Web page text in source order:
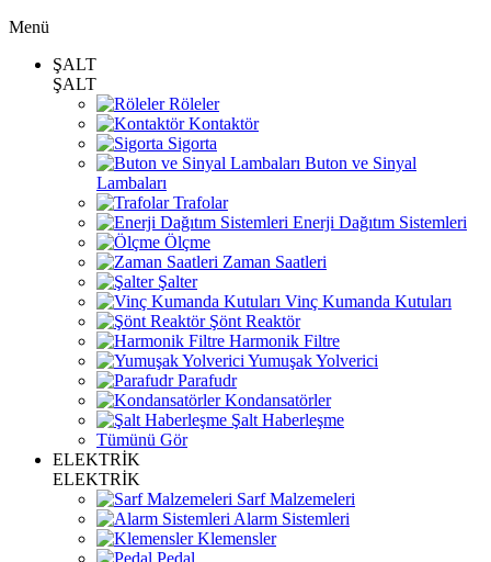
Menü
ŞALT
ŞALT
Röleler
Kontaktör
Sigorta
Buton ve Sinyal
Lambaları
Trafolar
Enerji Dağıtım Sistemleri
Ölçme
Zaman Saatleri
Şalter
Vinç Kumanda Kutuları
Şönt Reaktör
Harmonik Filtre
Yumuşak Yolverici
Parafudr
Kondansatörler
Şalt Haberleşme
Tümünü Gör
ELEKTRİK
ELEKTRİK
Sarf Malzemeleri
Alarm Sistemleri
Klemensler
Pedal